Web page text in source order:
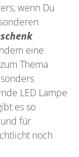
wenn Du
eine
Thema
LED Lampe
es so
für
noch